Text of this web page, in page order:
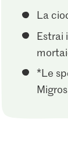
La
Estrai
*Le